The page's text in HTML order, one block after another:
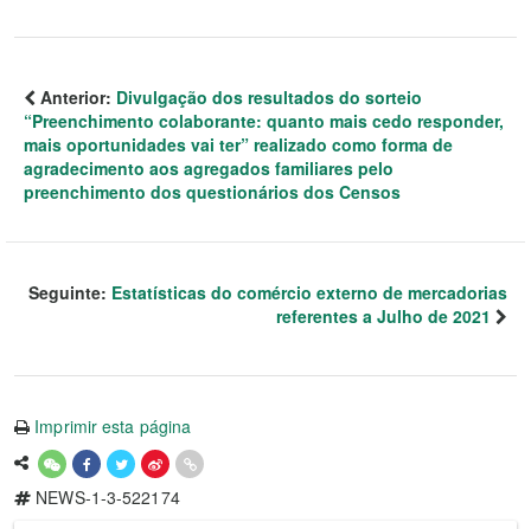
Anterior: Divulgação dos resultados do sorteio
“Preenchimento colaborante: quanto mais cedo responder,
mais oportunidades vai ter” realizado como forma de
agradecimento aos agregados familiares pelo
preenchimento dos questionários dos Censos
Seguinte: Estatísticas do comércio externo de mercadorias
referentes a Julho de 2021
Imprimir esta página
NEWS-1-3-522174